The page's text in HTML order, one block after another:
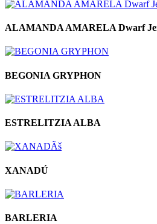
ALAMANDA AMARELA Dwarf
BEGONIA GRYPHON
ESTRELITZIA ALBA
XANADÚ
BARLERIA